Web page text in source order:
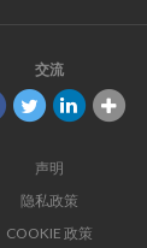
交流
声明
隐私政策
COOKIE 政策